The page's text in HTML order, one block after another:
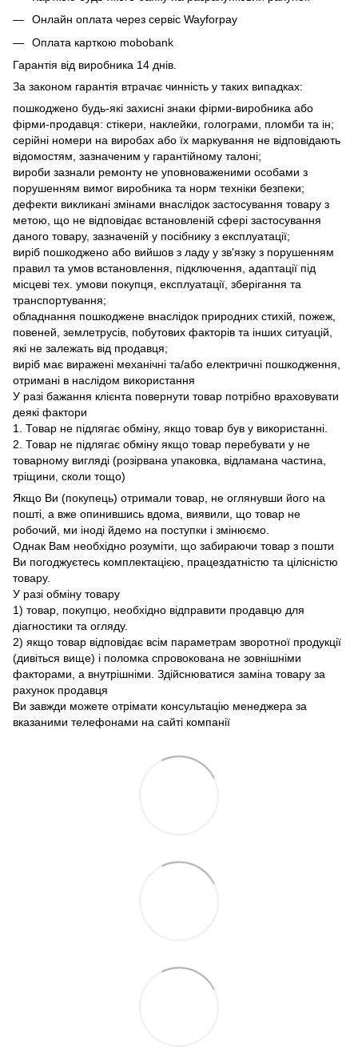
Онлайн оплата через сервіс Wayforpay
Оплата карткою mobobank
Гарантія від виробника 14 днів.
За законом гарантія втрачає чинність у таких випадках:
пошкоджено будь-які захисні знаки фірми-виробника або
фірми-продавця: стікери, наклейки, голограми, пломби та ін;
серійні номери на виробах або їх маркування не відповідають
відомостям, зазначеним у гарантійному талоні;
вироби зазнали ремонту не уповноваженими особами з
порушенням вимог виробника та норм техніки безпеки;
дефекти викликані змінами внаслідок застосування товару з
метою, що не відповідає встановленій сфері застосування
даного товару, зазначеній у посібнику з експлуатації;
виріб пошкоджено або вийшов з ладу у зв'язку з порушенням
правил та умов встановлення, підключення, адаптації під
місцеві тех. умови покупця, експлуатації, зберігання та
транспортування;
обладнання пошкоджене внаслідок природних стихій, пожеж,
повеней, землетрусів, побутових факторів та інших ситуацій,
які не залежать від продавця;
виріб має виражені механічні та/або електричні пошкодження,
отримані в наслідом використання
У разі бажання клієнта повернути товар потрібно враховувати
деякі фактори
1. Товар не підлягає обміну, якщо товар був у використанні.
2. Товар не підлягає обміну якщо товар перебувати у не
товарному вигляді (розірвана упаковка, відламана частина,
тріщини, сколи тощо)
Якщо Ви (покупець) отримали товар, не оглянувши його на
пошті, а вже опинившись вдома, виявили, що товар не
робочий, ми іноді йдемо на поступки і змінюємо.
Однак Вам необхідно розуміти, що забираючи товар з пошти
Ви погоджуєтесь комплектацією, працездатністю та цілісністю
товару.
У разі обміну товару
1) товар, покупцю, необхідно відправити продавцю для
діагностики та огляду.
2) якщо товар відповідає всім параметрам зворотної продукції
(дивіться вище) і поломка спровокована не зовнішніми
факторами, а внутрішніми. Здійснюватися заміна товару за
рахунок продавця
Ви завжди можете отрімати консультацію менеджера за
вказаними телефонами на сайті компанії